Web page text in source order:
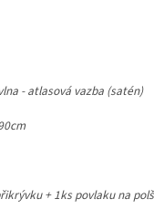
- atlasová vazba (satén)
+ 1ks povlaku na